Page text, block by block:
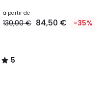
à partir de
130,00 € 84,50 € -35%
5
/